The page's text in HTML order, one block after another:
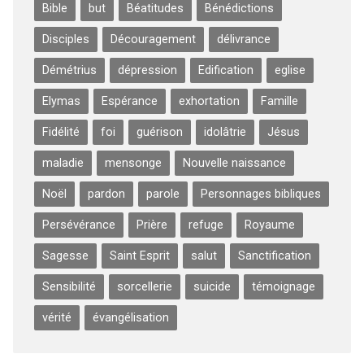
Bible but Béatitudes Bénédictions
Disciples Découragement délivrance
Démétrius dépression Edification eglise
Elymas Espérance exhortation Famille
Fidélité foi guérison idolâtrie Jésus
maladie mensonge Nouvelle naissance
Noël pardon parole Personnages bibliques
Persévérance Prière refuge Royaume
Sagesse Saint Esprit salut Sanctification
Sensibilité sorcellerie suicide témoignage
vérité évangélisation